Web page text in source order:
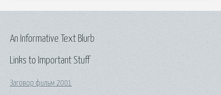
Links to Important Stuff
Заговор фильм 2001
An Informative Text Blurb